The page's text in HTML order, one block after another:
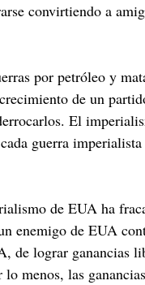
convirtiendo a
por petróleo y
de un
El
guerra
de EUA ha
enemigo de EUA
de lograr
menos, las